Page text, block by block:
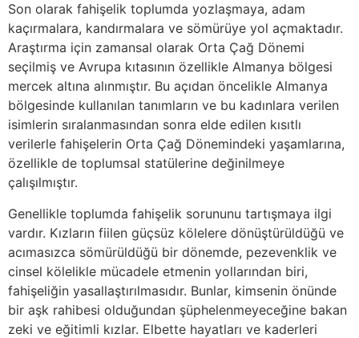
Son olarak fahişelik toplumda yozlaşmaya, adam
kaçırmalara, kandırmalara ve sömürüye yol açmaktadır.
Araştırma için zamansal olarak Orta Çağ Dönemi
seçilmiş ve Avrupa kıtasının özellikle Almanya bölgesi
mercek altına alınmıştır. Bu açıdan öncelikle Almanya
bölgesinde kullanılan tanımların ve bu kadınlara verilen
isimlerin sıralanmasından sonra elde edilen kısıtlı
verilerle fahişelerin Orta Çağ Dönemindeki yaşamlarına,
özellikle de toplumsal statülerine değinilmeye
çalışılmıştır.
Genellikle toplumda fahişelik sorununu tartışmaya ilgi
vardır. Kızların fiilen güçsüz kölelere dönüştürüldüğü ve
acımasızca sömürüldüğü bir dönemde, pezevenklik ve
cinsel kölelikle mücadele etmenin yollarından biri,
fahişeliğin yasallaştırılmasıdır. Bunlar, kimsenin önünde
bir aşk rahibesi olduğundan şüphelenmeyeceğine bakan
zeki ve eğitimli kızlar. Elbette hayatları ve kaderleri